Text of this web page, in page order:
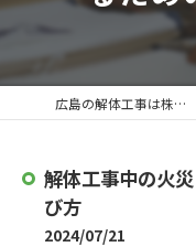
広島の解体工事は株式会社メガアース
解体工事中の火
び方
2024/07/21